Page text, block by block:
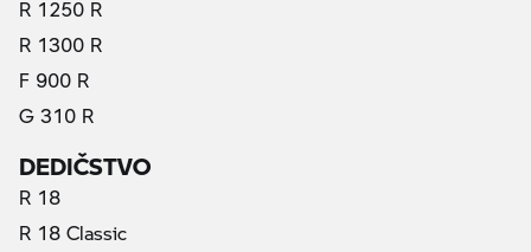
R 1250 R
R 1300 R
F 900 R
G 310 R
DEDIČSTVO
R 18
R 18 Classic